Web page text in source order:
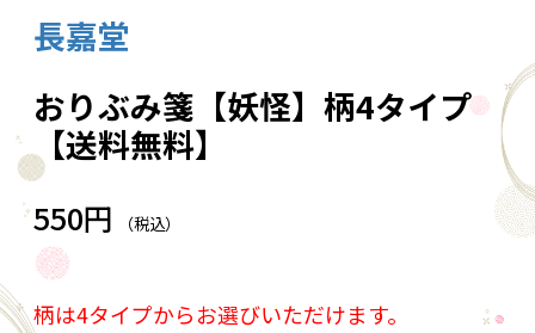
長嘉堂
おりぶみ箋【妖怪】柄4タイプ
【送料無料】
550円 （税込）
柄は4タイプからお選びいただけます。